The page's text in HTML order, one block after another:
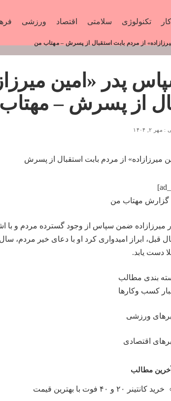
تکنولوژی سلامتی اقتصاد ورزشی
از مردم بابت استقبال از پسرش – مهتاب من
پدر «امین
از پسرش –
۲, ۱۴۰۴
گزارش مهتاب من
قبل، ابراز امیدواری کرد او با دعای خیر مردم،
دست یابد.
بندی مطالب
کسب وکارها
ورزشی
اقتصادی
آخرین مطالب
خرید کانتینر ۲۰ و ۴۰ فوت با بهترین قیمت